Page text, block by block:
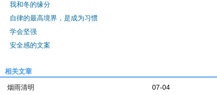
我和冬的缘分
自律的最高境界，是成为习惯
学会坚强
安全感的文案
相关文章
07-04
烟雨清明